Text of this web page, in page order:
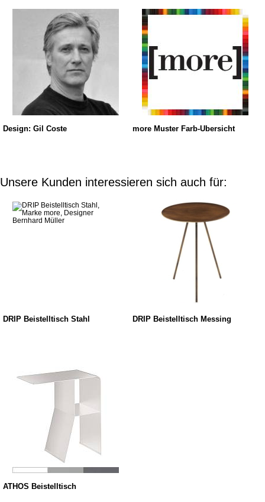
Design: Gil Coste more Muster Farb-Übersicht
Unsere Kunden interessieren sich auch für:
DRIP Beistelltisch Stahl DRIP Beistelltisch Messing
ATHOS Beistelltisch